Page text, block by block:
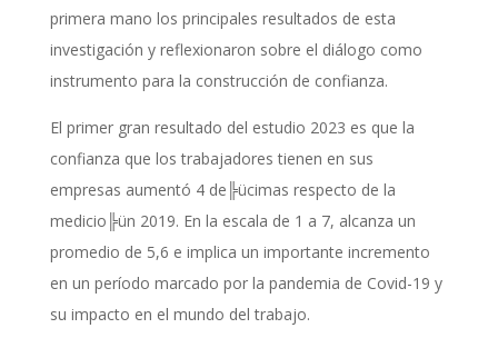
primera mano los principales resultados de esta
investigación y reflexionaron sobre el diálogo como
instrumento para la construcción de confianza.
El primer gran resultado del estudio 2023 es que la
confianza que los trabajadores tienen en sus
empresas aumentó 4 de╠ücimas respecto de la
medicio╠ün 2019. En la escala de 1 a 7, alcanza un
promedio de 5,6 e implica un importante incremento
en un período marcado por la pandemia de Covid-19 y
su impacto en el mundo del trabajo.